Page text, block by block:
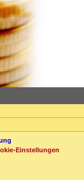
Einstellungen